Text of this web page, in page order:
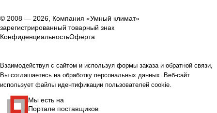
© 2008 — 2026, Компания «Умный климат»
зарегистрированный товарный знак
КонфиденциальностьОферта
Взаимодействуя с сайтом и используя формы заказа и обратной связи,
Вы соглашаетесь на обработку персональных данных. Веб-сайт
использует файлы идентификации пользователей cookie.
Мы есть на
Портале поставщиков